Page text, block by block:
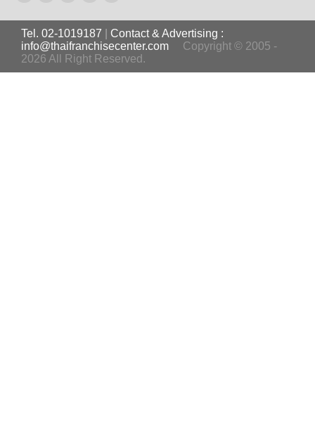
Tel. 02-1019187
Contact & Advertising :
info@thaifranchisecenter.com
Copyright © 2005 -
2026 All Right Reserved.